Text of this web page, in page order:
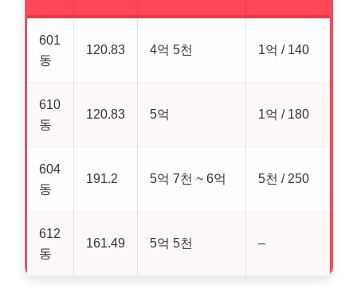
601
동
120.83 4억 5천 1억 / 140
610
동
120.83 5억 1억 / 180
604
동
191.2 5억 7천 ~ 6억 5천 / 250
612
동
161.49 5억 5천 –